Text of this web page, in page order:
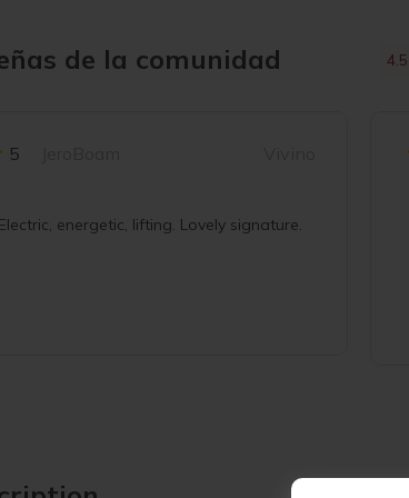
de la comunidad 4.5
5
Electric, energetic, lifting. Lovely signature.